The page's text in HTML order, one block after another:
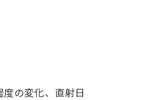
の変化、直射日